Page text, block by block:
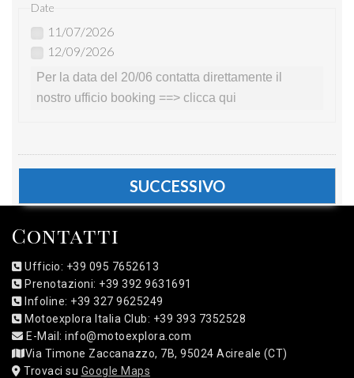
Date
11/07/2026
12/09/2026
Per la data del 20/06 contatta direttamente il
nostro ufficio booking ==> clicca qui
Contatti
Ufficio: +39 095 7652613
Prenotazioni: +39 392 9631691
Infoline: +39 327 9625249
Motoexplora Italia Club: +39 393 7352528
E-Mail: info@motoexplora.com
Via Timone Zaccanazzo, 7B, 95024 Acireale (CT)
Trovaci su Google Maps